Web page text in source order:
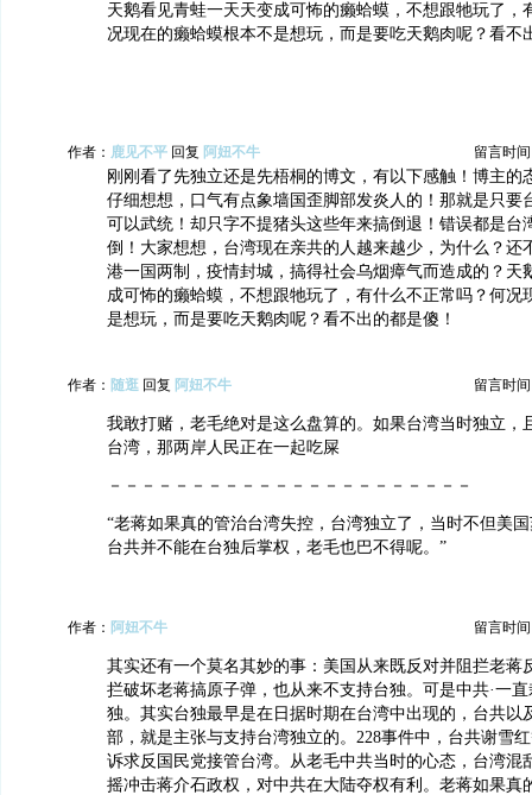
天鹅看见青蛙一天天变成可怖的癞蛤蟆，不想跟牠玩了，
况现在的癞蛤蟆根本不是想玩，而是要吃天鹅肉呢？看不
作者： 鹿见不平 回复 阿妞不牛 留言时间
刚刚看了先独立还是先梧桐的博文，有以下感触！博主的
仔细想想，口气有点象墙国歪脚部发炎人的！那就是只要
可以武统！却只字不提猪头这些年来搞倒退！错误都是台
倒！大家想想，台湾现在亲共的人越来越少，为什么？还
港一国两制，疫情封城，搞得社会乌烟瘴气而造成的？天
成可怖的癞蛤蟆，不想跟牠玩了，有什么不正常吗？何况
是想玩，而是要吃天鹅肉呢？看不出的都是傻！
作者： 随逛 回复 阿妞不牛 留言时间
我敢打赌，老毛绝对是这么盘算的。如果台湾当时独立，
台湾，那两岸人民正在一起吃屎
－－－－－－－－－－－－－－－－－－－－－－
“老蒋如果真的管治台湾失控，台湾独立了，当时不但美
台共并不能在台独后掌权，老毛也巴不得呢。”
作者： 阿妞不牛 留言时间
其实还有一个莫名其妙的事：美国从来既反对并阻拦老蒋
拦破坏老蒋搞原子弹，也从来不支持台独。可是中共·一
独。其实台独最早是在日据时期在台湾中出现的，台共以
部，就是主张与支持台湾独立的。228事件中，台共谢雪
诉求反国民党接管台湾。从老毛中共当时的心态，台湾混
摇冲击蒋介石政权，对中共在大陆夺权有利。老蒋如果真